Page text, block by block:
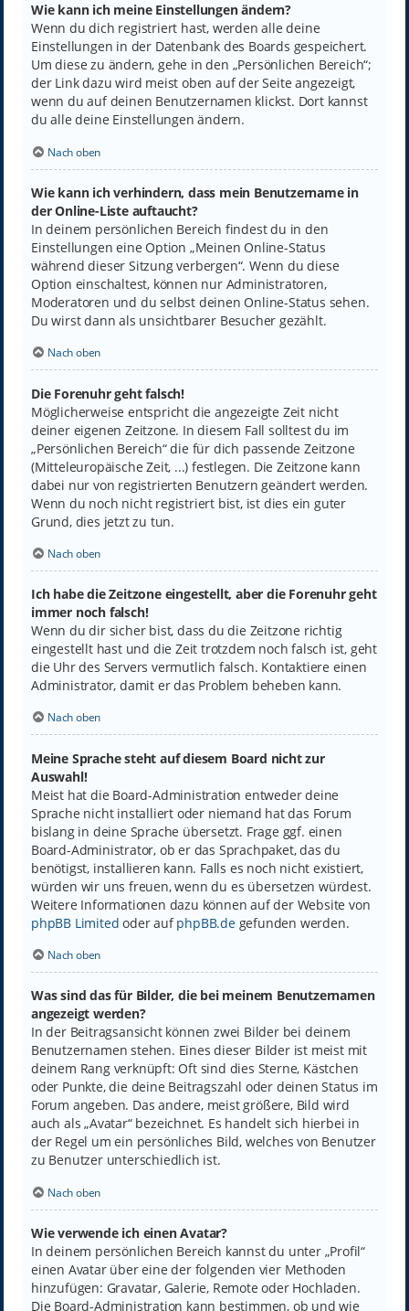
Wie kann ich meine Einstellungen ändern?
Wenn du dich registriert hast, werden alle deine
Einstellungen in der Datenbank des Boards gespeichert.
Um diese zu ändern, gehe in den „Persönlichen Bereich“;
der Link dazu wird meist oben auf der Seite angezeigt,
wenn du auf deinen Benutzernamen klickst. Dort kannst
du alle deine Einstellungen ändern.
Nach oben
Wie kann ich verhindern, dass mein Benutzername in
der Online-Liste auftaucht?
In deinem persönlichen Bereich findest du in den
Einstellungen eine Option „Meinen Online-Status
während dieser Sitzung verbergen“. Wenn du diese
Option einschaltest, können nur Administratoren,
Moderatoren und du selbst deinen Online-Status sehen.
Du wirst dann als unsichtbarer Besucher gezählt.
Nach oben
Die Forenuhr geht falsch!
Möglicherweise entspricht die angezeigte Zeit nicht
deiner eigenen Zeitzone. In diesem Fall solltest du im
„Persönlichen Bereich“ die für dich passende Zeitzone
(Mitteleuropäische Zeit, ...) festlegen. Die Zeitzone kann
dabei nur von registrierten Benutzern geändert werden.
Wenn du noch nicht registriert bist, ist dies ein guter
Grund, dies jetzt zu tun.
Nach oben
Ich habe die Zeitzone eingestellt, aber die Forenuhr geht
immer noch falsch!
Wenn du dir sicher bist, dass du die Zeitzone richtig
eingestellt hast und die Zeit trotzdem noch falsch ist, geht
die Uhr des Servers vermutlich falsch. Kontaktiere einen
Administrator, damit er das Problem beheben kann.
Nach oben
Meine Sprache steht auf diesem Board nicht zur
Auswahl!
Meist hat die Board-Administration entweder deine
Sprache nicht installiert oder niemand hat das Forum
bislang in deine Sprache übersetzt. Frage ggf. einen
Board-Administrator, ob er das Sprachpaket, das du
benötigst, installieren kann. Falls es noch nicht existiert,
würden wir uns freuen, wenn du es übersetzen würdest.
Weitere Informationen dazu können auf der Website von
phpBB Limited oder aufphpBB.degefunden werden.
Nach oben
Was sind das für Bilder, die bei meinem Benutzernamen
angezeigt werden?
In der Beitragsansicht können zwei Bilder bei deinem
Benutzernamen stehen. Eines dieser Bilder ist meist mit
deinem Rang verknüpft: Oft sind dies Sterne, Kästchen
oder Punkte, die deine Beitragszahl oder deinen Status im
Forum angeben. Das andere, meist größere, Bild wird
auch als „Avatar“ bezeichnet. Es handelt sich hierbei in
der Regel um ein persönliches Bild, welches von Benutzer
zu Benutzer unterschiedlich ist.
Nach oben
Wie verwende ich einen Avatar?
In deinem persönlichen Bereich kannst du unter „Profil“
einen Avatar über eine der folgenden vier Methoden
hinzufügen: Gravatar, Galerie, Remote oder Hochladen.
Die Board-Administration kann bestimmen, ob und wie